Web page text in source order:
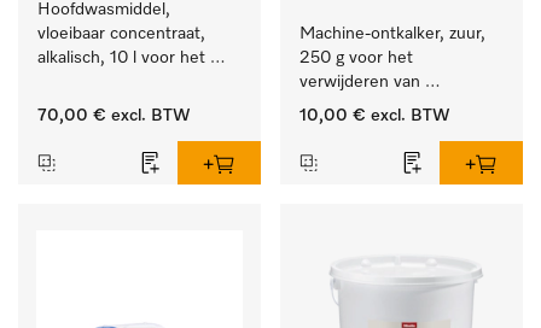
Hoofdwasmiddel,
vloeibaar concentraat,
alkalisch, 10 l voor het
en kleurechte bonte was.
70,00 € excl. BTW
Machine-ontkalker, zuur,
250 g voor het
verwijderen van
hardnekkige kalkaanslag.
10,00 € excl. BTW